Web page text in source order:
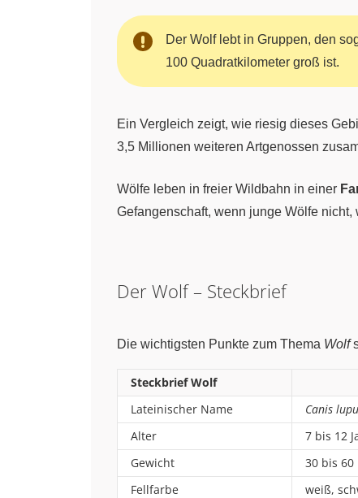
Der Wolf lebt in Gruppen, den
100 Quadratkilometer groß ist.
Ein Vergleich zeigt, wie riesig dieses
3,5 Millionen weiteren Artgenossen
Wölfe leben in freier Wildbahn in einer
Gefangenschaft, wenn junge Wölfe
Der Wolf – Steckbrief
Die wichtigsten Punkte zum Thema Wolf
Steckbrief Wolf
Lateinischer Name
Canis
Alter
7 bis 12
Gewicht
30 bis 60
Fellfarbe
weiß,